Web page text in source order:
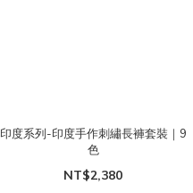
印度系列-印度手作刺繡長褲套裝｜9
色
NT$2,380